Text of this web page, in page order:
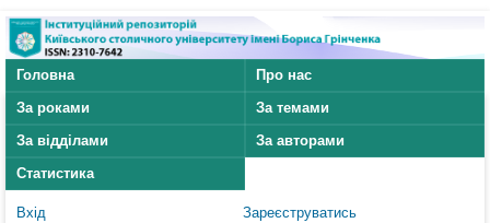
Головна
Про нас
За роками
За темами
За відділами
За авторами
Статистика
Вхід Зареєструватись